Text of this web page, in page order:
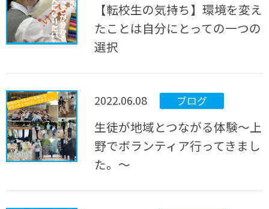
【転校生の気持ち】環境を変え
たことは自分にとっての一つの
選択
2022.06.08 ブログ
生徒が地域とつながる体験～上
野でボランティア行ってきまし
た。～